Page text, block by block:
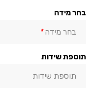
בחר מידה
בחר מידה*
תוספת שידות
תוספת שידות